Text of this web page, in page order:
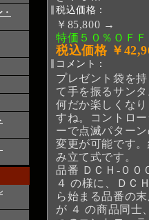
税込価格：
￥85,800 →
特価５０％ＯＦＦ
税込価格 ￥
コメント：
プレゼント袋を
て手を振るサン
何だか楽しくな
すね。コントロ
ーで点滅パター
変更が可能です
み立て式です。
品番 ＤＣＨ-００
４ の様に、ＤＣ
ら始まる品番の
が ４ の商品同士